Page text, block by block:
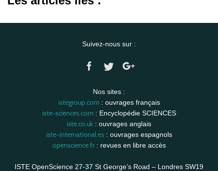
Suivez-nous sur :
Nos sites :
istegroup.com: ouvrages français
iste-sciences.com: Encyclopédie SCIENCES
iste.co.uk : ouvrages anglais
iste-international.es: ouvrages espagnols
openscience.fr: revues en libre accès
ISTE OpenScience 27-37 St George’s Road – Londres SW19